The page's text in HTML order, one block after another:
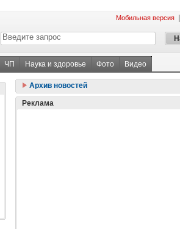
Мобильная версия
ЧП Наука и здоровье Фото Видео
Архив новостей
Реклама